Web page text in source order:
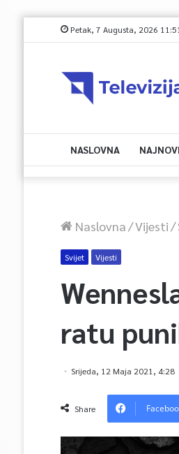
Petak, 7 Augusta, 2026 11:51
NASLOVNA
Naslovna/Vijesti/
Svijet Vijesti
ratu
Srijeda, 12 Maja 2021, 4:28
Share